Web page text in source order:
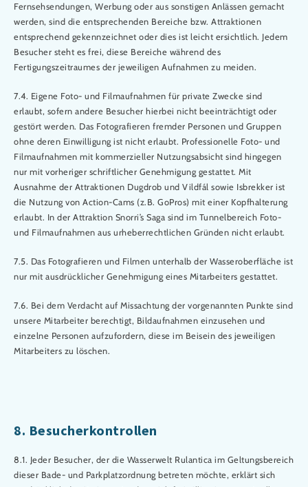
Fernsehsendungen, Werbung oder aus sonstigen Anlässen gemacht
werden, sind die entsprechenden Bereiche bzw. Attraktionen
entsprechend gekennzeichnet oder dies ist leicht ersichtlich. Jedem
Besucher steht es frei, diese Bereiche während des
Fertigungszeitraumes der jeweiligen Aufnahmen zu meiden.
7.4. Eigene Foto- und Filmaufnahmen für private Zwecke sind
erlaubt, sofern andere Besucher hierbei nicht beeinträchtigt oder
gestört werden. Das Fotografieren fremder Personen und Gruppen
ohne deren Einwilligung ist nicht erlaubt. Professionelle Foto- und
Filmaufnahmen mit kommerzieller Nutzungsabsicht sind hingegen
nur mit vorheriger schriftlicher Genehmigung gestattet. Mit
Ausnahme der Attraktionen Dugdrob und Vildfál sowie Isbrekker ist
die Nutzung von Action-Cams (z.B. GoPros) mit einer Kopfhalterung
erlaubt. In der Attraktion Snorri’s Saga sind im Tunnelbereich Foto-
und Filmaufnahmen aus urheberrechtlichen Gründen nicht erlaubt.
7.5. Das Fotografieren und Filmen unterhalb der Wasseroberfläche ist
nur mit ausdrücklicher Genehmigung eines Mitarbeiters gestattet.
7.6. Bei dem Verdacht auf Missachtung der vorgenannten Punkte sind
unsere Mitarbeiter berechtigt, Bildaufnahmen einzusehen und
einzelne Personen aufzufordern, diese im Beisein des jeweiligen
Mitarbeiters zu löschen.
8. Besucherkontrollen
8.1. Jeder Besucher, der die Wasserwelt Rulantica im Geltungsbereich
dieser Bade- und Parkplatzordnung betreten möchte, erklärt sich